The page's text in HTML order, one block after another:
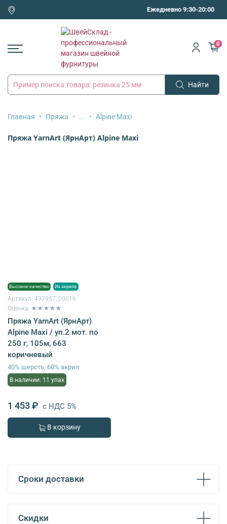
Ежедневно 9:30-20:00
Найти
0
Главная Пряжа ... Alpine Maxi
Пряжа YarnArt (ЯрнАрт) Alpine Maxi
Высокое качество Из акрила
Артикул: 497957_00016
Оценка: ★★★★★
Пряжа YarnArt (ЯрнАрт)
Alpine Maxi / уп.2 мот. по
250 г, 105м, 663
коричневый
40% шерсть, 60% акрил
В наличии: 11 упак
1 453 ₽ с НДС 5%
В корзину
Сроки доставки
Скидки